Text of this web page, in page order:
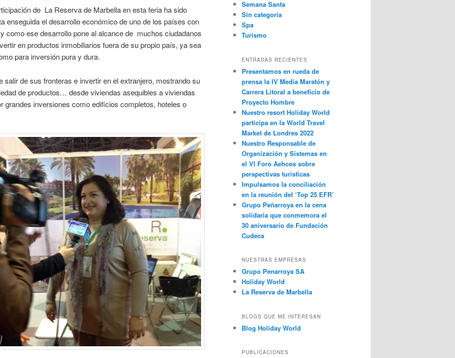
de La Reserva de Marbella en esta feria ha sido
enseguida el desarrollo económico de uno de los países con
como ese desarrollo pone al alcance de muchos ciudadanos
en productos inmobiliarios fuera de su propio país, ya sea
para inversión pura y dura.
salir de sus fronteras e invertir en el extranjero, mostrando su
de productos… desde viviendas asequibles a viviendas
grandes inversiones como edificios completos, hoteles o
Semana Santa
Sin categoría
Spa
Turismo
ENTRADAS RECIENTES
Presentamos en rueda de
prensa la IV Media Maratón y
Carrera Litoral a beneficio de
Proyecto Hombre
Nuestro resort Holiday World
participa en la World Travel
Market de Londres 2022
Nuestro Responsable de
Organización y Sistemas en
el VI Foro Aehcos sobre
perspectivas turísticas
Impulsamos la conciliación
en la reunión del ‘Top 25 EFR’
Grupo Peñarroya en la cena
solidaria que conmemora el
30 aniversario de Fundación
Cudeca
NUESTRAS EMPRESAS
Grupo Penarroya SA
Holiday World
La Reserva de Marbella
BLOGS QUE ME INTERESAN
Blog Holiday World
PUBLICACIONES